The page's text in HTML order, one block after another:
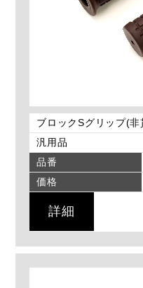
ブロックSグリップ(
汎用品
品番
価格
詳細